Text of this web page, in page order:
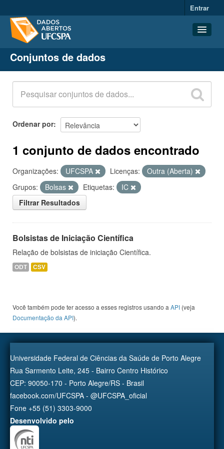
Entrar
Conjuntos de dados
Organizações
Grupos
Sobre
Conjuntos de dados
Ordenar por
1 conjunto de dados encontrado
Organizações: UFCSPA Licenças:
Outra (Aberta)
Grupos:
Bolsas Etiquetas:
IC
Filtrar Resultados
Bolsistas de Iniciação Científica
Relação de bolsistas de iniciação Científica.
ODT CSV
Você também pode ter acesso a esses registros usando a API (veja
Documentação da API).
Universidade Federal de Ciências da Saúde de Porto Alegre
Rua Sarmento Leite, 245 - Bairro Centro Histórico
CEP: 90050-170 - Porto Alegre/RS - Brasil
facebook.com/UFCSPA - @UFCSPA_oficial
Fone +55 (51) 3303-9000
Desenvolvido pelo